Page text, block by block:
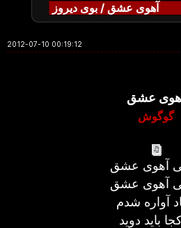
آهوی عشق / بوی دیروز
2012-07-10 00:19:12
آهوی عشق
گوگوش
آهوی عشق
آهوی عشق
آواره شدم
باید دوید